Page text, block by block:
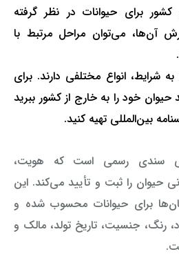
کشور برای حیوانات در نظر گرفته
آن‌ها، می‌توان مراحل مرتبط با
شرایط، انواع مختلفی دارند. برای
حیوان خود را به خارج از کشور ببرید
بین‌المللی تهیه کنید.
سندی رسمی است که هویت،
را ثبت و تأیید می‌کند. این
برای حیوانات محسوب شده و
رنگ، جنسیت، تاریخ تولد، مالک و